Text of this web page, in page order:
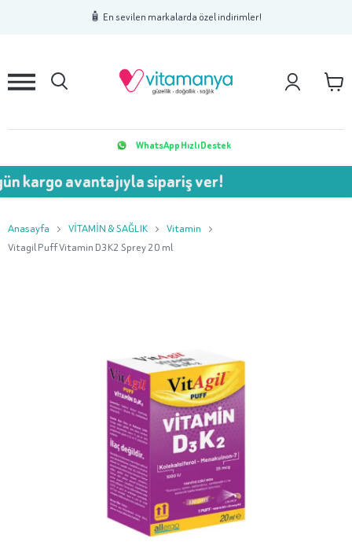
🧴 En sevilen markalarda özel indirimler!
2 3
WhatsApp Hızlı Destek
avantajıyla sipariş ver!
Anasayfa VİTAMİN & SAĞLIK
Vitamin
Vitagil Puff Vitamin D3K2 Sprey 20 ml